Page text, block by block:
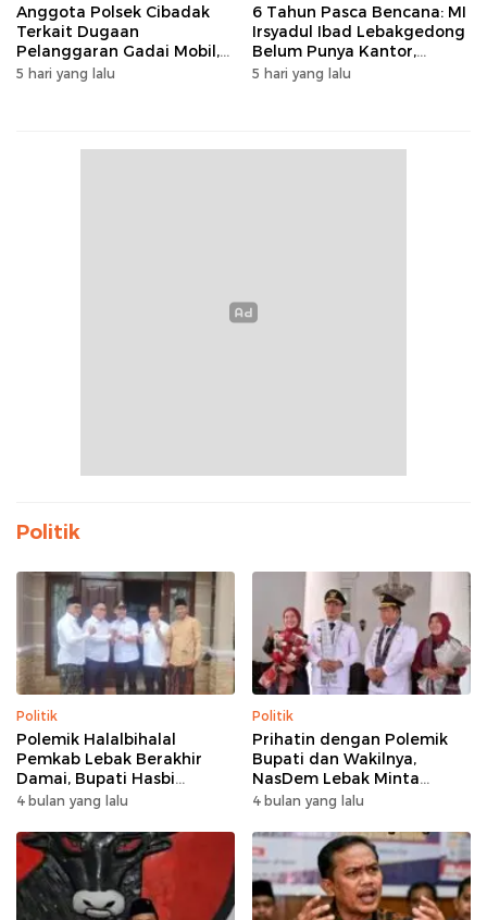
Anggota Polsek Cibadak
Terkait Dugaan
Pelanggaran Gadai Mobil,
Kasus Ditangani Bid
5 hari yang lalu
6 Tahun Pasca Bencana: MI
Irsyadul Ibad Lebakgedong
Belum Punya Kantor,
Belajar Tanpa Meja-Kursi
5 hari yang lalu
Politik
Politik
Polemik Halalbihalal
Pemkab Lebak Berakhir
Damai, Bupati Hasbi
Sambangi Kediaman
4 bulan yang lalu
Politik
Prihatin dengan Polemik
Bupati dan Wakilnya,
NasDem Lebak Minta
Saling Introspeksi
4 bulan yang lalu